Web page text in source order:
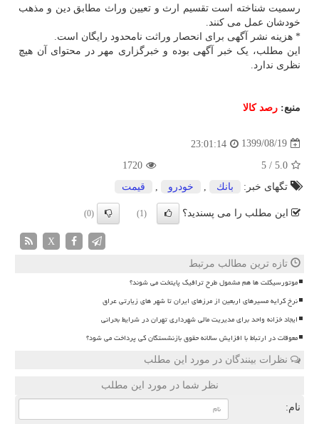
رسمیت شناخته است تقسیم ارث و تعیین وراث مطابق دین و مذهب
خودشان عمل می کنند.
* هزینه نشر آگهی برای انحصار وراثت نامحدود رایگان است.
این مطلب، یک خبر آگهی بوده و خبرگزاری مهر در محتوای آن هیچ
نظری ندارد.
منبع: رصد كالا
1399/08/19
23:01:14
5.0
/
5
1720
تگهای خبر:
بانك خودرو قیمت
این مطلب را می پسندید؟ (1)
(0)
X
تازه ترین مطالب مرتبط
موتورسیکلت ها هم مشمول طرح ترافیک پایتخت می شوند؟
نرخ کرایه مسیرهای اربعین از مرزهای ایران تا شهر های زیارتی عراق
ایجاد خزانه واحد برای مدیریت مالی شهرداری تهران در شرایط بحرانی
معوقات در ارتباط با افزایش سالانه حقوق بازنشستگان کی پرداخت می شود؟
نظرات بینندگان در مورد این مطلب
نظر شما در مورد این مطلب
نام: